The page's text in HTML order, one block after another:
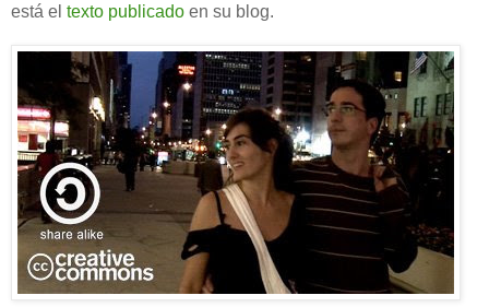
está el texto publicado en su blog.